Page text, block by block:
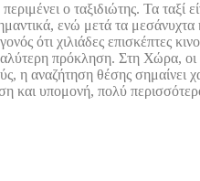
ο ταξιδιώτης. Τα ταξί
ενώ μετά τα
ότι χιλιάδες επισκέπτες
πρόκληση. Στη Χώρα,
η αναζήτηση θέσης σημαίνει
υπομονή, πολύ